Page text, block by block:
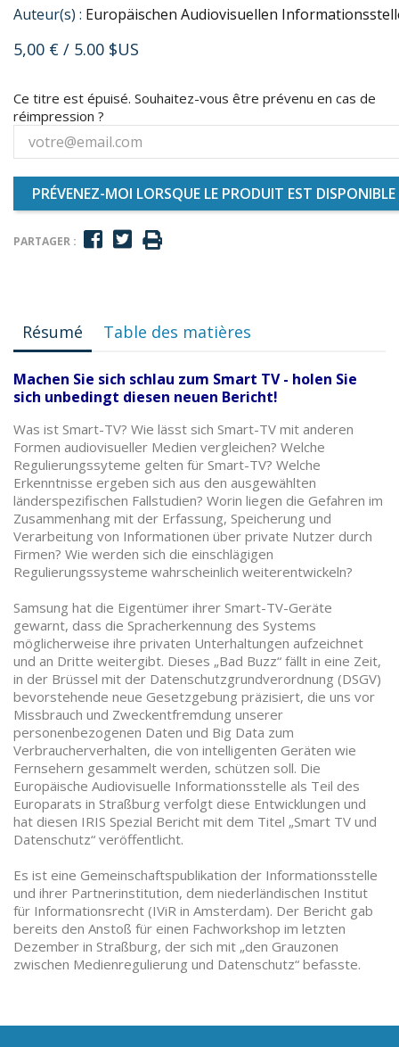
Auteur(s) : Europäischen Audiovisuellen
5,00 € / 5.00 $US
Ce titre est épuisé. Souhaitez-vous être prévenu en cas de
réimpression ?
PRÉVENEZ-MOI LORSQUE LE PRODUIT EST DISPONIBLE
PARTAGER :
Résumé Table des matières
Machen Sie sich schlau zum Smart TV - holen Sie
sich unbedingt diesen neuen Bericht!
Was ist Smart-TV? Wie lässt sich Smart-TV mit anderen
Formen audiovisueller Medien vergleichen? Welche
Regulierungssyteme gelten für Smart-TV? Welche
Erkenntnisse ergeben sich aus den ausgewählten
länderspezifischen Fallstudien? Worin liegen die Gefahren im
Zusammenhang mit der Erfassung, Speicherung und
Verarbeitung von Informationen über private Nutzer durch
Firmen? Wie werden sich die einschlägigen
Regulierungssysteme wahrscheinlich weiterentwickeln?
Samsung hat die Eigentümer ihrer Smart-TV-Geräte
gewarnt, dass die Spracherkennung des Systems
möglicherweise ihre privaten Unterhaltungen aufzeichnet
und an Dritte weitergibt. Dieses „Bad Buzz“ fällt in eine Zeit,
in der Brüssel mit der Datenschutzgrundverordnung (DSGV)
bevorstehende neue Gesetzgebung präzisiert, die uns vor
Missbrauch und Zweckentfremdung unserer
personenbezogenen Daten und Big Data zum
Verbraucherverhalten, die von intelligenten Geräten wie
Fernsehern gesammelt werden, schützen soll. Die
Europäische Audiovisuelle Informationsstelle als Teil des
Europarats in Straßburg verfolgt diese Entwicklungen und
hat diesen IRIS Spezial Bericht mit dem Titel „Smart TV und
Datenschutz“ veröffentlicht.
Es ist eine Gemeinschaftspublikation der Informationsstelle
und ihrer Partnerinstitution, dem niederländischen Institut
für Informationsrecht (IViR in Amsterdam). Der Bericht gab
bereits den Anstoß für einen Fachworkshop im letzten
Dezember in Straßburg, der sich mit „den Grauzonen
zwischen Medienregulierung und Datenschutz“ befasste.